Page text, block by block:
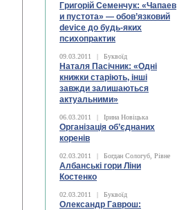
Григорій Семенчук: «Чапаев
и пустота» — обов’язковий
device до будь-яких
психопрактик
09.03.2011 | Буквоїд
Наталя Пасічник: «Одні
книжки старіють, інші
завжди залишаються
актуальними»
06.03.2011 | Ірина Новіцька
Організація об’єднаних
коренів
02.03.2011 | Богдан Сологуб, Рівне
Албанські гори Ліни
Костенко
02.03.2011 | Буквоїд
Олександр Гаврош: